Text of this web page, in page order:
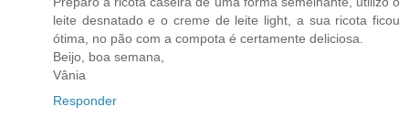
leite desnatado e o creme de leite light, a sua ricota ficou
ótima, no pão com a compota é certamente deliciosa.
Beijo, boa semana,
Vânia
Responder